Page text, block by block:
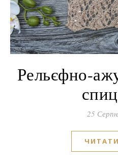
Рельєфно-
25